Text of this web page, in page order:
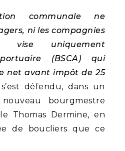
communale ne
ni les compagnies
vise uniquement
(BSCA) qui
net avant impôt de 25
défendu, dans un
bourgmestre
Thomas Dermine, en
de boucliers que ce